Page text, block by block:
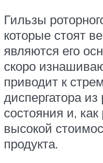
Гильзы
которые стоят
являются его
скоро
приводит к
диспергатора из
состояния и, как
высокой
продукта.